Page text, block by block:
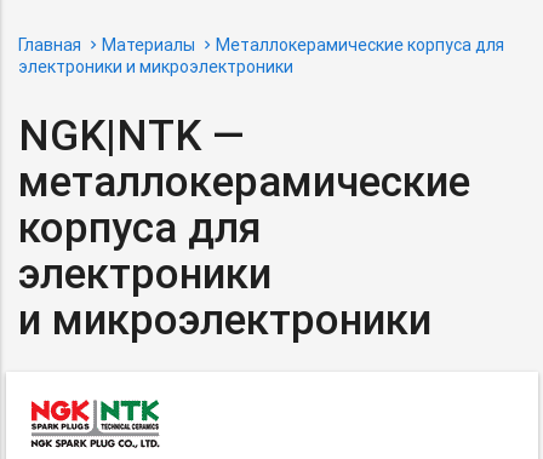
Главная Материалы
Металлокерамические корпуса для
электроники и микроэлектроники
NGK|NTK —
металлокерамические
корпуса для
электроники
и микроэлектроники